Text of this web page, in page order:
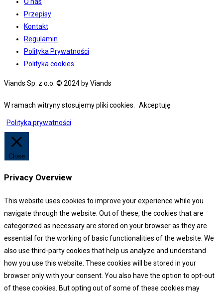
Przepisy
Kontakt
Regulamin
Polityka Prywatności
Polityka cookies
Viands Sp. z o.o. © 2024 by Viands
W ramach witryny stosujemy pliki cookies. Akceptuję
Polityka prywatności
Close
Privacy Overview
This website uses cookies to improve your experience while you
navigate through the website. Out of these, the cookies that are
categorized as necessary are stored on your browser as they are
essential for the working of basic functionalities of the website. We
also use third-party cookies that help us analyze and understand
how you use this website. These cookies will be stored in your
browser only with your consent. You also have the option to opt-out
of these cookies. But opting out of some of these cookies may